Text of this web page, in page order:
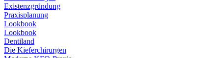
Existenzgründung
Praxisplanung
Lookbook
Lookbook
Dentiland
Die Kieferchirurgen